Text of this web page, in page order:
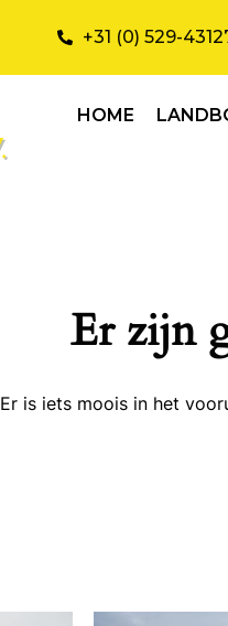
+31 (0) 529-
HOME
Er zijn
Er is iets moois in het